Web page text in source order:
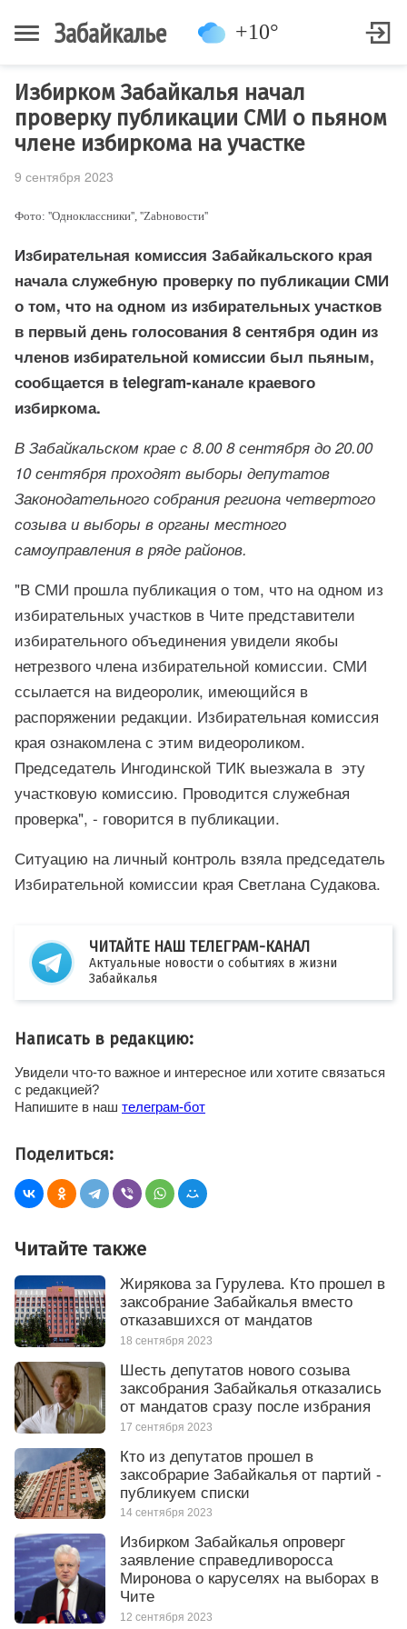
Забайкалье +10°
Избирком Забайкалья начал
проверку публикации СМИ о пьяном
члене избиркома на участке
9 сентября 2023
Фото: ''Одноклассники'', ''Zabновости''
Избирательная комиссия Забайкальского края
начала служебную проверку по публикации СМИ
о том, что на одном из избирательных участков
в первый день голосования 8 сентября один из
членов избирательной комиссии был пьяным,
сообщается в telegram-канале краевого
избиркома.
В Забайкальском крае с 8.00 8 сентября до 20.00
10 сентября проходят выборы депутатов
Законодательного собрания региона четвертого
созыва и выборы в органы местного
самоуправления в ряде районов.
"В СМИ прошла публикация о том, что на одном из
избирательных участков в Чите представители
избирательного объединения увидели якобы
нетрезвого члена избирательной комиссии. СМИ
ссылается на видеоролик, имеющийся в
распоряжении редакции. Избирательная комиссия
края ознакомлена с этим видеороликом.
Председатель Ингодинской ТИК выезжала в эту
участковую комиссию. Проводится служебная
проверка", - говорится в публикации.
Ситуацию на личный контроль взяла председатель
Избирательной комиссии края Светлана Судакова.
ЧИТАЙТЕ НАШ ТЕЛЕГРАМ-КАНАЛ
Актуальные новости о событиях в жизни
Забайкалья
Написать в редакцию:
Увидели что-то важное и интересное или хотите связаться
с редакцией?
Напишите в наш телеграм-бот
Поделиться:
Читайте также
Жирякова за Гурулева. Кто прошел в
заксобрание Забайкалья вместо
отказавшихся от мандатов
18 сентября 2023
Шесть депутатов нового созыва
заксобрания Забайкалья отказались
от мандатов сразу после избрания
17 сентября 2023
Кто из депутатов прошел в
заксобрарие Забайкалья от партий -
публикуем списки
14 сентября 2023
Избирком Забайкалья опроверг
заявление справедливоросса
Миронова о каруселях на выборах в
Чите
12 сентября 2023